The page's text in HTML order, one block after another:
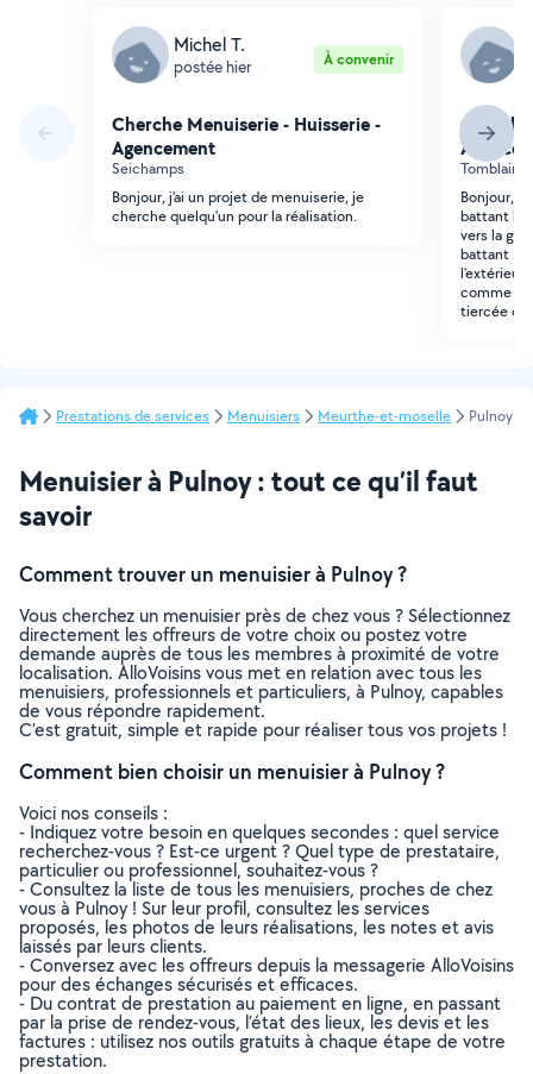
Michel T.
postée hier À convenir
Cherche Menuiserie - Huisserie -
Agencement
Seichamps
Bonjour, j'ai un projet de menuiserie, je
cherche quelqu'un pour la réalisation.
Tomblaine
Bonjour,
battant la
vers la
battant
l'extérieur
comme
tiercée ou
Prestations de services Menuisiers Meurthe-et-moselle Pulnoy
Menuisier à Pulnoy : tout ce qu’il faut
savoir
Comment trouver un menuisier à Pulnoy ?
Vous cherchez un menuisier près de chez vous ? Sélectionnez
directement les offreurs de votre choix ou postez votre
demande auprès de tous les membres à proximité de votre
localisation. AlloVoisins vous met en relation avec tous les
menuisiers, professionnels et particuliers, à Pulnoy, capables
de vous répondre rapidement.
C’est gratuit, simple et rapide pour réaliser tous vos projets !
Comment bien choisir un menuisier à Pulnoy ?
Voici nos conseils :
- Indiquez votre besoin en quelques secondes : quel service
recherchez-vous ? Est-ce urgent ? Quel type de prestataire,
particulier ou professionnel, souhaitez-vous ?
- Consultez la liste de tous les menuisiers, proches de chez
vous à Pulnoy ! Sur leur profil, consultez les services
proposés, les photos de leurs réalisations, les notes et avis
laissés par leurs clients.
- Conversez avec les offreurs depuis la messagerie AlloVoisins
pour des échanges sécurisés et efficaces.
- Du contrat de prestation au paiement en ligne, en passant
par la prise de rendez-vous, l’état des lieux, les devis et les
factures : utilisez nos outils gratuits à chaque étape de votre
prestation.